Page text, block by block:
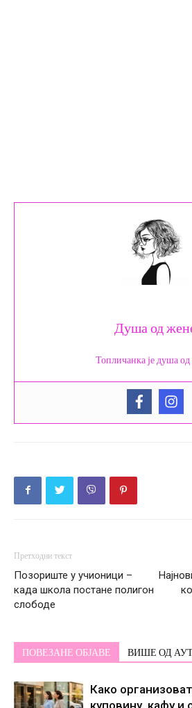
Душа од
Топличанка је душа
Претходни текст
Позориште у учионици –
када школа постане полигон
слободе
ПОВЕЗАНЕ ОБЈАВЕ ВИШЕ ОД
Како
куповину, кафу